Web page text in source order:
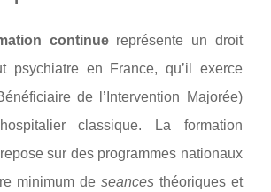
continuereprésente un droit
psychiatre en France, qu’il exerce
de l’Intervention Majorée)
classique. La formation
sur des programmes nationaux
minimum de seancesthéoriques et